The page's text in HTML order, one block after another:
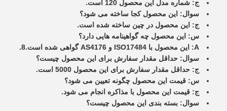
ج: شماره مدل این محصول 120 است.
سوال: این محصول کجا ساخته می شود؟
ج: این محصول در چین ساخته شده است.
س: این محصول چه گواهینامه هایی دارد؟
A: این محصول با ISO17484 و AS4176 گواهی شده است.8.
سوال: حداقل مقدار سفارش برای این محصول چیست؟
ج: حداقل مقدار سفارش برای این محصول 5000 است.
س: قیمت این محصول چگونه تعیین می شود؟
ج: قیمت این محصول با مذاکره انجام می شود.
سوال: بسته بندی این محصول چیست؟